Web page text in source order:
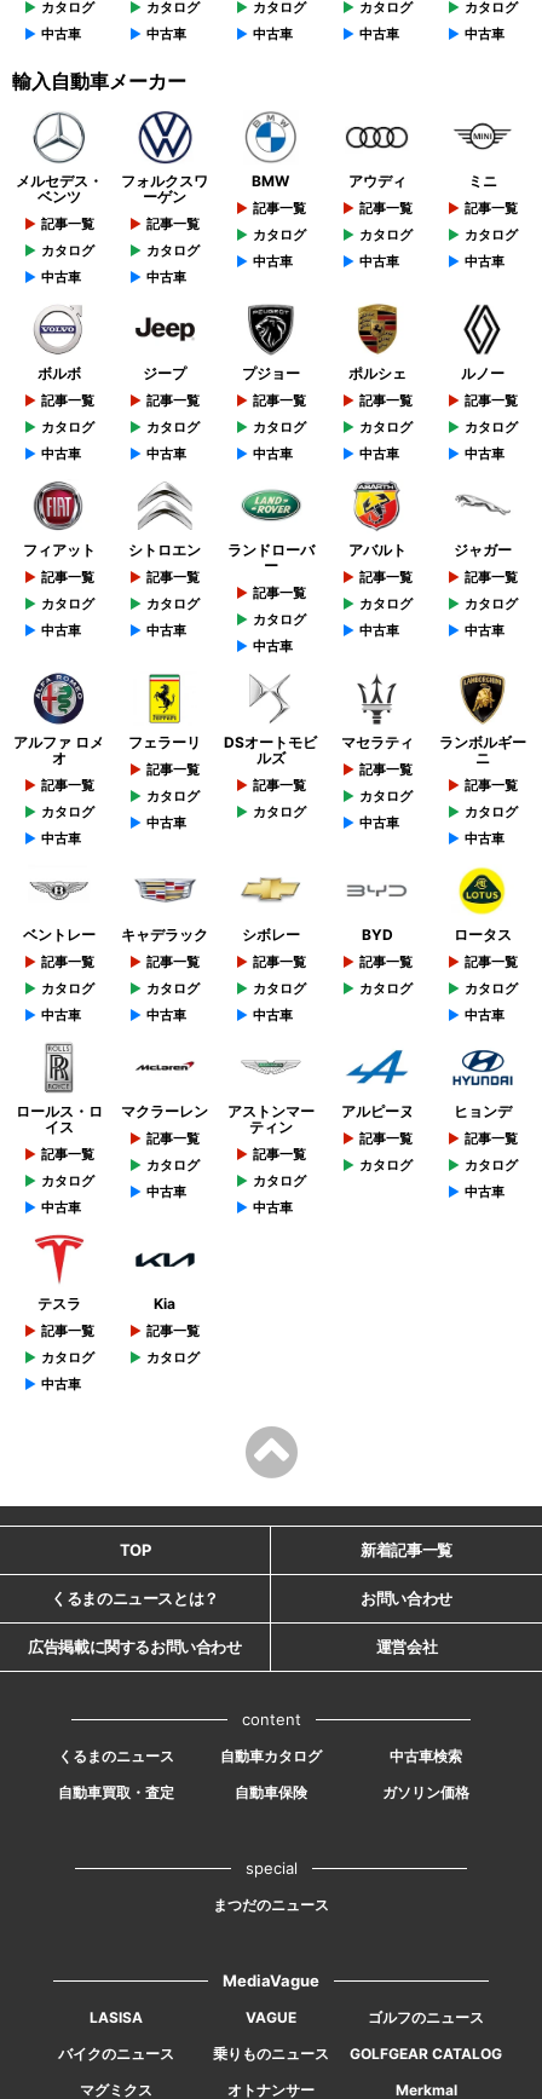
カタログ
中古車
カタログ
中古車
カタログ
中古車
カタログ
中古車
カタログ
中古車
輸入自動車メーカー
メルセデス・
ベンツ
記事一覧
カタログ
中古車
フォルクスワ
ーゲン
記事一覧
カタログ
中古車
BMW
記事一覧
カタログ
中古車
アウディ
記事一覧
カタログ
中古車
ミニ
記事一覧
カタログ
中古車
ボルボ
記事一覧
カタログ
中古車
ジープ
記事一覧
カタログ
中古車
プジョー
記事一覧
カタログ
中古車
ポルシェ
記事一覧
カタログ
中古車
ルノー
記事一覧
カタログ
中古車
フィアット
記事一覧
カタログ
中古車
シトロエン
記事一覧
カタログ
中古車
ランドローバ
ー
記事一覧
カタログ
中古車
アバルト
記事一覧
カタログ
中古車
ジャガー
記事一覧
カタログ
中古車
アルファ ロメ
オ
記事一覧
カタログ
中古車
フェラーリ
記事一覧
カタログ
中古車
DSオートモビ
ルズ
記事一覧
カタログ
マセラティ
記事一覧
カタログ
中古車
ランボルギー
ニ
記事一覧
カタログ
中古車
ベントレー
記事一覧
カタログ
中古車
キャデラック
記事一覧
カタログ
中古車
シボレー
記事一覧
カタログ
中古車
BYD
記事一覧
カタログ
ロータス
記事一覧
カタログ
中古車
ロールス・ロ
イス
記事一覧
カタログ
中古車
マクラーレン
記事一覧
カタログ
中古車
アストンマー
ティン
記事一覧
カタログ
中古車
アルピーヌ
記事一覧
カタログ
ヒョンデ
記事一覧
カタログ
中古車
テスラ
記事一覧
カタログ
中古車
Kia
記事一覧
カタログ
TOP 新着記事一覧
くるまのニュースとは？ お問い合わせ
広告掲載に関するお問い合わせ 運営会社
content
くるまのニュース 自動車カタログ
中古車検索
自動車買取・査定
自動車保険 ガソリン価格
special
まつだのニュース
MediaVague
LASISA VAGUE
ゴルフのニュース
バイクのニュース
乗りものニュース
GOLFGEAR CATALOG
マグミクス
オトナンサー Merkmal